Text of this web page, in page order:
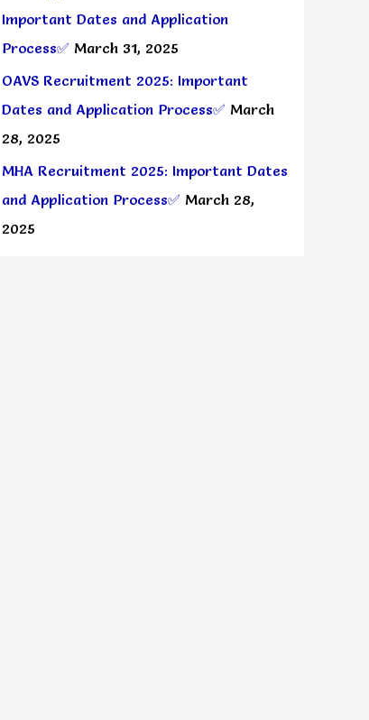
Important Dates and Application
Process✅ March 31, 2025
OAVS Recruitment 2025: Important
Dates and Application Process✅ March
28, 2025
MHA Recruitment 2025: Important Dates
and Application Process✅ March 28,
2025